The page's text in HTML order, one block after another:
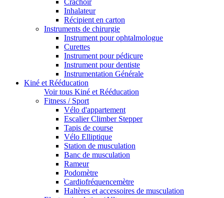
Crachoir
Inhalateur
Récipient en carton
Instruments de chirurgie
Instrument pour ophtalmologue
Curettes
Instrument pour pédicure
Instrument pour dentiste
Instrumentation Générale
Kiné et Rééducation
Voir tous Kiné et Rééducation
Fitness / Sport
Vélo d'appartement
Escalier Climber Stepper
Tapis de course
Vélo Elliptique
Station de musculation
Banc de musculation
Rameur
Podomètre
Cardiofréquencemètre
Haltères et accessoires de musculation